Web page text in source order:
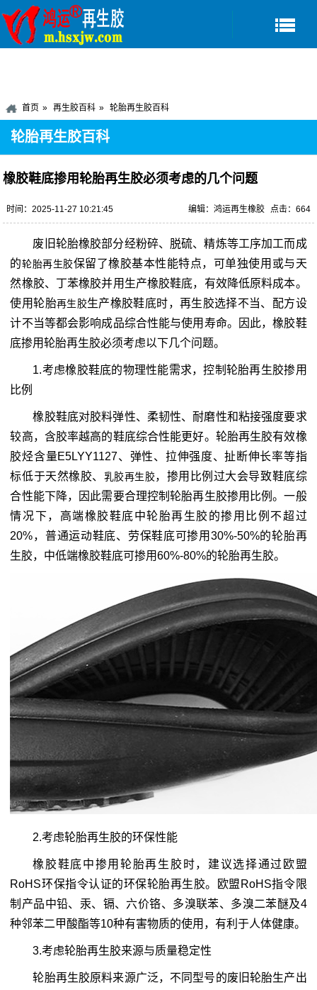
首页 再生胶百科 轮胎再生胶百科
轮胎再生胶百科
橡胶鞋底掺用轮胎再生胶必须考虑的几个问题
时间：2025-11-27 10:21:45 点击：664
编辑：鸿运再生橡胶
废旧轮胎橡胶部分经粉碎、脱硫、精炼等工序加工而成
的轮胎再生胶保留了橡胶基本性能特点，可单独使用或与天
然橡胶、丁苯橡胶并用生产橡胶鞋底，有效降低原料成本。
使用轮胎再生胶生产橡胶鞋底时，再生胶选择不当、配方设
计不当等都会影响成品综合性能与使用寿命。因此，橡胶鞋
底掺用轮胎再生胶必须考虑以下几个问题。
1.考虑橡胶鞋底的物理性能需求，控制轮胎再生胶掺用
比例
橡胶鞋底对胶料弹性、柔韧性、耐磨性和粘接强度要求
较高，含胶率越高的鞋底综合性能更好。轮胎再生胶有效橡
胶烃含量E5LYY1127、弹性、拉伸强度、扯断伸长率等指
标低于天然橡胶、 乳胶再生胶，掺用比例过大会导致鞋底综
合性能下降，因此需要合理控制轮胎再生胶掺用比例。一般
情况下，高端橡胶鞋底中轮胎再生胶的掺用比例不超过
20%，普通运动鞋底、劳保鞋底可掺用30%-50%的轮胎再
生胶，中低端橡胶鞋底可掺用60%-80%的轮胎再生胶。
2.考虑轮胎再生胶的环保性能
橡胶鞋底中掺用轮胎再生胶时，建议选择通过欧盟
RoHS环保指令认证的环保轮胎再生胶。欧盟RoHS指令限
制产品中铅、汞、镉、六价铬、多溴联苯、多溴二苯醚及4
种邻苯二甲酸酯等10种有害物质的使用，有利于人体健康。
3.考虑轮胎再生胶来源与质量稳定性
轮胎再生胶原料来源广泛，不同型号的废旧轮胎生产出